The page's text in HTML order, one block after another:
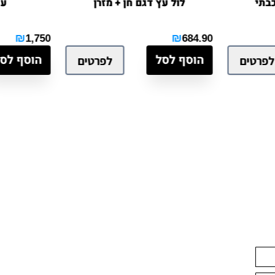
1,750
הוסף לסל
684.90
לפרטים הוסף לסל